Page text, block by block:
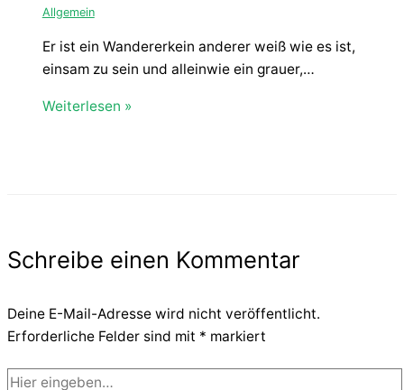
Allgemein
Er ist ein Wandererkein anderer weiß wie es ist,
einsam zu sein und alleinwie ein grauer,…
Weiterlesen »
Schreibe einen Kommentar
Deine E-Mail-Adresse wird nicht veröffentlicht.
Erforderliche Felder sind mit * markiert
Hier